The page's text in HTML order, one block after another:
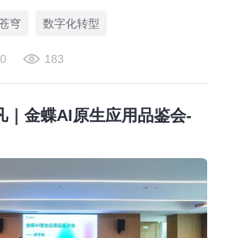
讨AI时代企业数智化转型的新路径、新
穹 数字化转型
183
｜金蝶AI原生应用品鉴会-